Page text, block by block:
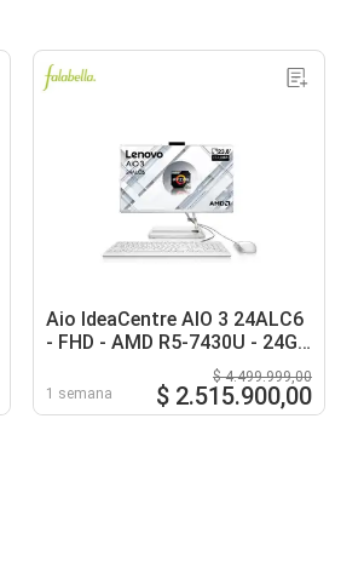
Aio IdeaCentre AIO 3 24ALC6
- FHD - AMD R5-7430U - 24GB
RAM 512GB SSD - Blanco
1 semana
$ 4.499.999,00
$ 2.515.900,00